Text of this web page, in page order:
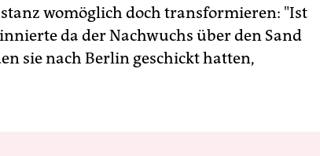
womöglich doch transformieren: "Ist
da der Nachwuchs über den Sand
sie nach Berlin geschickt hatten,